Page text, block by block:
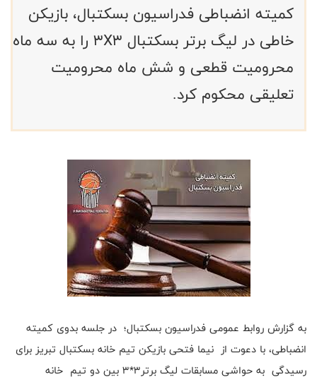
کمیته انضباطی فدراسیون بسکتبال، بازیکن
خاطی در لیگ برتر بسکتبال ۳X۳ را به سه ماه
محرومیت قطعی و شش ماه محرومیت
تعلیقی محکوم کرد.
به گزارش روابط عمومی فدراسیون بسکتبال؛ در جلسه بدوی کمیته
انضباطی، با دعوت از نیما فتحی بازیکن تیم خانه بسکتبال تبریز برای
رسیدگی به حواشی مسابقات لیگ برتر3*3 بین دو تیم خانه